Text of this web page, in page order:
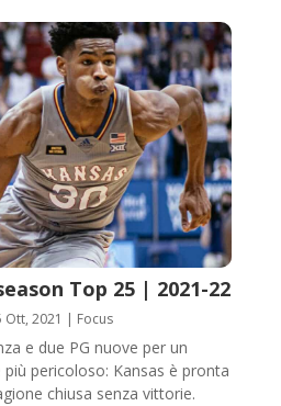
Top 25 | 2021-22
Ott, 2021 | Focus
e due PG nuove per un
pericoloso: Kansas è pronta
chiusa senza vittorie.